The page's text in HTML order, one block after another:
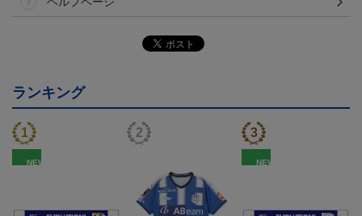
ランキング
NEW NEW